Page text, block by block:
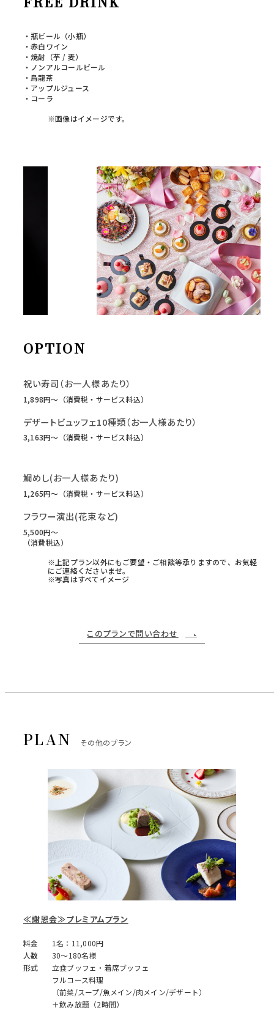
・瓶ビール（小瓶）
・赤白ワイン
・焼酎（芋 / 麦）
・ノンアルコールビール
・烏龍茶
・アップルジュース
・コーラ
※画像はイメージです。
OPTION
祝い寿司（お一人様あたり）
1,898円〜（消費税・サービス料込）
デザートビュッフェ10種類（お一人様あたり）
3,163円〜（消費税・サービス料込）
鯛めし(お一人様あたり)
1,265円〜（消費税・サービス料込）
フラワー演出(花束など)
5,500円〜
（消費税込）
※上記プラン以外にもご要望・ご相談等承りますので、お気軽
にご連絡くださいませ。
※写真はすべてイメージ
このプランで問い合わせ
その他のプラン
≪謝恩会≫プレミアムプラン
料金
1名：11,000円
人数
30～180名様
形式
立食ブッフェ・着席ブッフェ
フルコース料理
（前菜/スープ/魚メイン/肉メイン/デザート）
＋飲み放題（2時間）